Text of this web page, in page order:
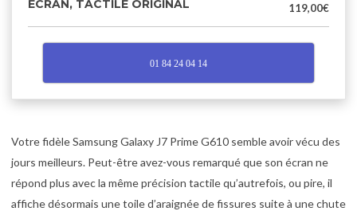
ÉCRAN, TACTILE ORIGINAL 119,00€
01 84 24 04 14
Votre fidèle Samsung Galaxy J7 Prime G610 semble avoir vécu des
jours meilleurs. Peut-être avez-vous remarqué que son écran ne
répond plus avec la même précision tactile qu’autrefois, ou pire, il
affiche désormais une toile d’araignée de fissures suite à une chute